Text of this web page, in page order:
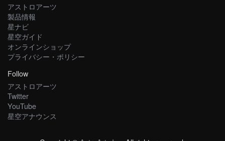
アストロアーツ
製品情報
星ナビ
星空ガイド
オンラインショップ
プライバシー・ポリシー
Follow
アストロアーツ
Twitter
YouTube
星空アナウンス